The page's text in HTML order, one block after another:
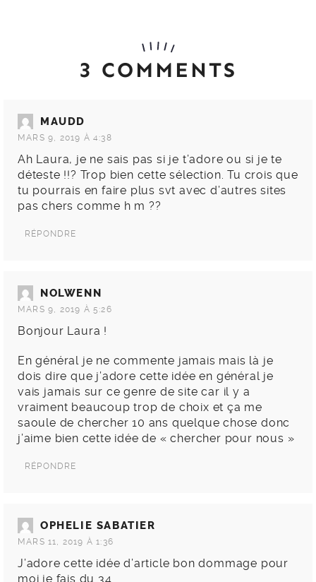
3 COMMENTS
MAUDD
MARS 9, 2019 À 4:38
Ah Laura, je ne sais pas si je t’adore ou si je te
déteste !!? Trop bien cette sélection. Tu crois que
tu pourrais en faire plus svt avec d’autres sites
pas chers comme h m ??
RÉPONDRE
NOLWENN
MARS 9, 2019 À 5:26
Bonjour Laura !
En général je ne commente jamais mais là je
dois dire que j’adore cette idée en général je
vais jamais sur ce genre de site car il y a
vraiment beaucoup trop de choix et ça me
saoule de chercher 10 ans quelque chose donc
j’aime bien cette idée de « chercher pour nous »
RÉPONDRE
OPHELIE SABATIER
MARS 11, 2019 À 1:36
J’adore cette idée d’article bon dommage pour
moi je fais du 34